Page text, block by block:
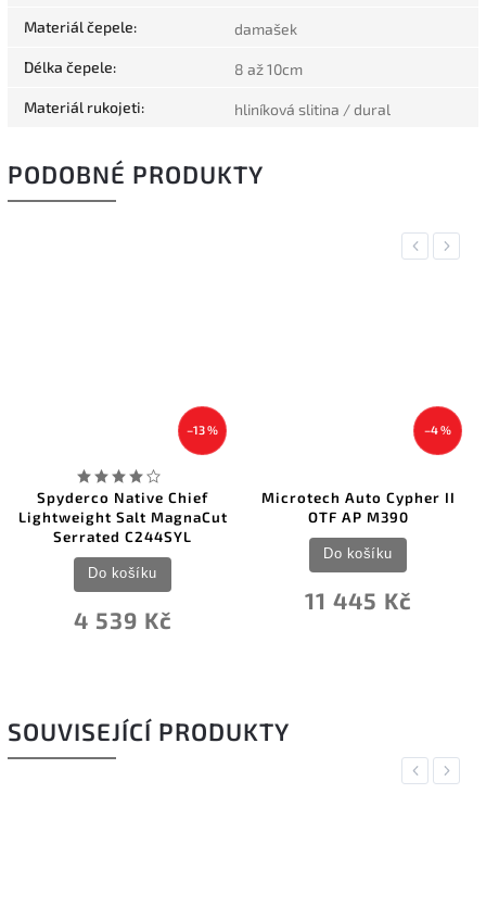
Materiál čepele: damašek
Délka čepele: 8 až 10cm
Materiál rukojeti: hliníková slitina / dural
PODOBNÉ PRODUKTY
Previous
–13 %
Spyderco Native Chief
Lightweight Salt MagnaCut
Serrated C244SYL
4 539 Kč
Do košíku
–4 %
Microtech Auto Cypher II
OTF AP M390
11 445 Kč
Do košíku
Next
SOUVISEJÍCÍ PRODUKTY
Previous
Next